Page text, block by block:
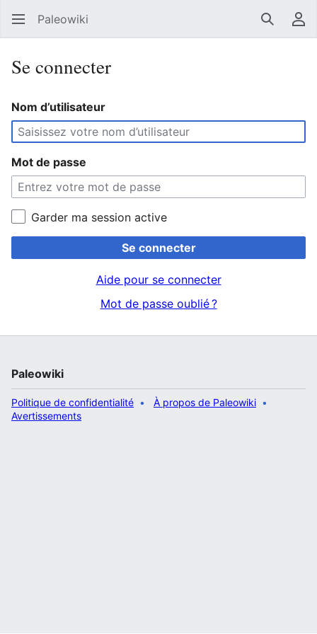
Paleowiki
Se connecter
Nom d’utilisateur
Mot de passe
Garder ma session active
Se connecter
Aide pour se connecter
Mot de passe oublié ?
Paleowiki
Politique de confidentialité
À propos de Paleowiki
Avertissements